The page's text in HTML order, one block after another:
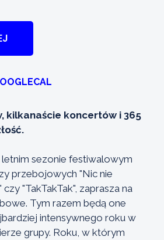
kilkanaście koncertów i 365
letnim sezonie festiwalowym
przebojowych "Nic nie
czy "TakTakTak", zaprasza na
Tym razem będą one
intensywnego roku w
grupy. Roku, w którym